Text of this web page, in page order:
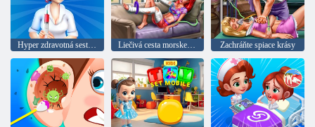
Hyper zdravotná sestra: chorobná dovolenka Liečivá cesta morskej princeznej Zachráňte spiace krásy